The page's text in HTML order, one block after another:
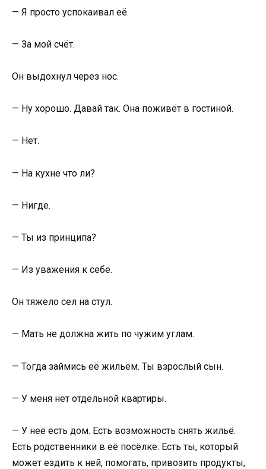
— Я просто успокаивал её.
— За мой счёт.
Он выдохнул через нос.
— Ну хорошо. Давай так. Она поживёт в гостиной.
— Нет.
— На кухне что ли?
— Нигде.
— Ты из принципа?
— Из уважения к себе.
Он тяжело сел на стул.
— Мать не должна жить по чужим углам.
— Тогда займись её жильём. Ты взрослый сын.
— У меня нет отдельной квартиры.
— У неё есть дом. Есть возможность снять жильё.
Есть родственники в её посёлке. Есть ты, который
может ездить к ней, помогать, привозить продукты,